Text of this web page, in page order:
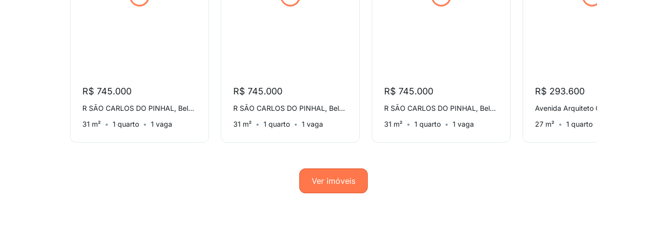
R$ 745.000
R SÃO CARLOS DO PINHAL, Bela Vista
31 m²
1 quarto 1 vaga
R$ 745.000
R SÃO CARLOS DO PINHAL, Bela Vista
31 m²
1 quarto 1 vaga
R$ 745.000
R SÃO CARLOS DO PINHAL, Bela Vista
31 m²
1 quarto 1 vaga
R$ 293.600
27 m²
1 quarto
Ver imóveis